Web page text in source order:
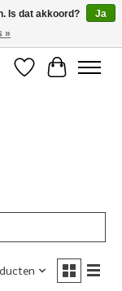
Verlanglijst
Is dat akkoord?
Ja
»